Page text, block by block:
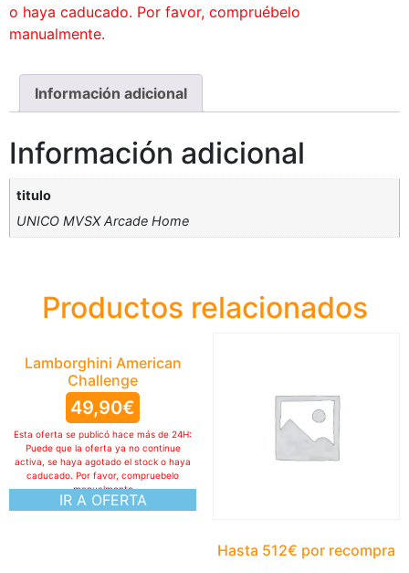
o haya caducado. Por favor, compruébelo
manualmente.
Información adicional
Información adicional
titulo
UNICO MVSX Arcade Home
Productos relacionados
Lamborghini American
Challenge
49,90€
IR A OFERTA
Esta oferta se publicó hace más de 24H:
Puede que la oferta ya no continue
activa, se haya agotado el stock o haya
caducado. Por favor, compruebelo
manualmente
Hasta 512€ por recompra